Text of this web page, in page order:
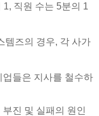
직원 수는 5분의 1
템즈의 경우, 각 사가
들은 지사를 철수하
진 및 실패의 원인